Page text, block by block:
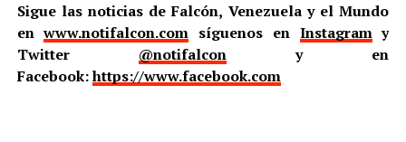
Sigue las noticias de Falcón, Venezuela y el Mundo
enwww.notifalcon.com síguenos en Instagramy
Twitter @notifalcony en
Facebook:https://www.facebook.com